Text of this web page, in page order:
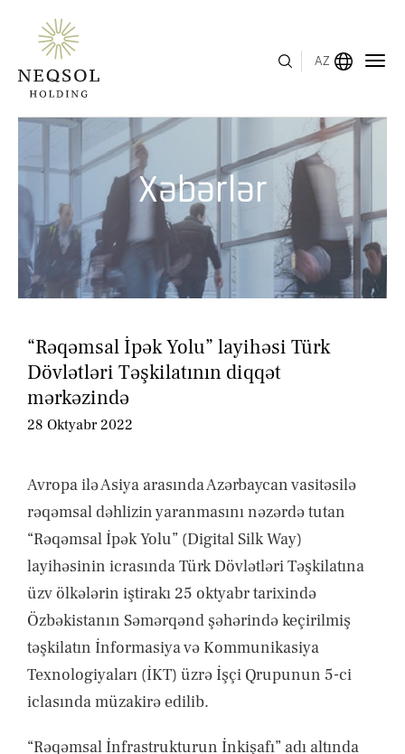
AZ
Xəbərlər
“Rəqəmsal İpək Yolu” layihəsi Türk
Dövlətləri Təşkilatının diqqət
mərkəzində
28 Oktyabr 2022
Avropa ilə Asiya arasında Azərbaycan vasitəsilə
rəqəmsal dəhlizin yaranmasını nəzərdə tutan
“Rəqəmsal İpək Yolu” (Digital Silk Way)
layihəsinin icrasında Türk Dövlətləri Təşkilatına
üzv ölkələrin iştirakı 25 oktyabr tarixində
Özbəkistanın Səmərqənd şəhərində keçirilmiş
təşkilatın İnformasiya və Kommunikasiya
Texnologiyaları (İKT) üzrə İşçi Qrupunun 5-ci
iclasında müzakirə edilib.
“Rəqəmsal İnfrastrukturun İnkişafı” adı altında
MENYU
HAQQIMIZDA
BIZNES SEQMENTLƏRI
İNSAN KAPITALI
İNVESTOR ƏLAQƏLƏRI